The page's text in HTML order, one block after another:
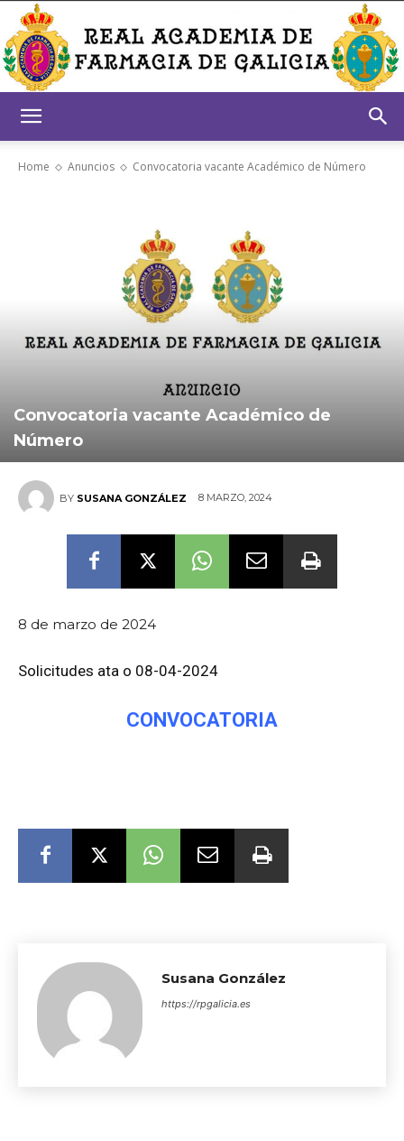
de
Galicia
Home Anuncios Convocatoria vacante Académico de Número
Convocatoria vacante Académico de
Número
BY SUSANA GONZÁLEZ 8 MARZO, 2024
8 de marzo de 2024
Solicitudes ata o 08-04-2024
CONVOCATORIA
Susana González
https://rpgalicia.es